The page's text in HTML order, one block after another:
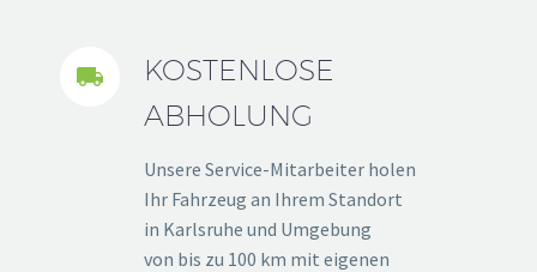


KOSTENLOSE
ABHOLUNG
Unsere Service-Mitarbeiter holen
Ihr Fahrzeug an Ihrem Standort
in Karlsruhe und Umgebung
von bis zu 100 km mit eigenen